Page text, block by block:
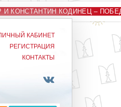
КОНСТАНТИН КОДИНЕЦ –
КАБИНЕТ
РЕГИСТРАЦИЯ
КОНТАКТЫ